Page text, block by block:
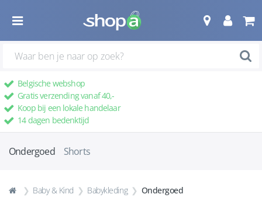
Belgische webshop
Gratis verzending vanaf 40,-
Koop bij een lokale handelaar
14 dagen bedenktijd
Ondergoed Shorts
Baby & Kind Babykleding Ondergoed